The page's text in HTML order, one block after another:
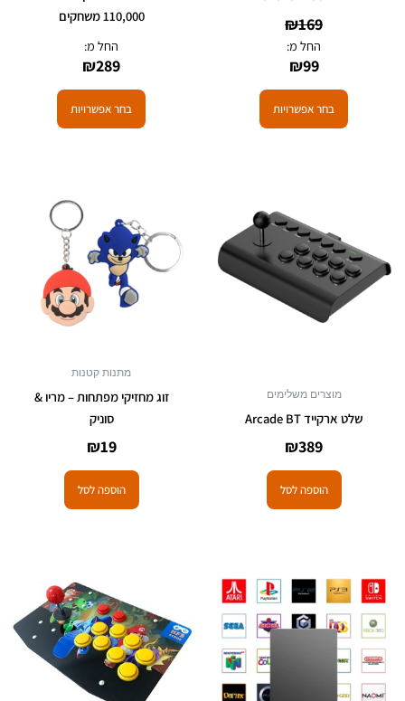
₪169
החל מ:
₪99
בחר אפשרויות
110,000 משחקים
החל מ:
₪289
בחר אפשרויות
מוצרים משלימים
שלט ארקייד Arcade BT
₪389
הוספה לסל
מתנות קטנות
זוג מחזיקי מפתחות – מריו &
סוניק
₪19
הוספה לסל
זה
יש
מספר
לבחור